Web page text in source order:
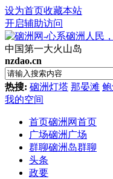
设为首页收藏本站
开启辅助访问
中国第一大火山岛
nzdao.cn
热搜: 硇洲灯塔 那晏滩 鲍
我的空间
首页硇洲网首页
广场硇洲广场
群聊硇洲岛群聊
头条
政要